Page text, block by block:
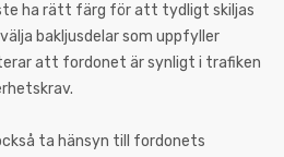
ha rätt färg för att tydligt skiljas
bakljusdelar som uppfyller
att fordonet är synligt i trafiken
ta hänsyn till fordonets